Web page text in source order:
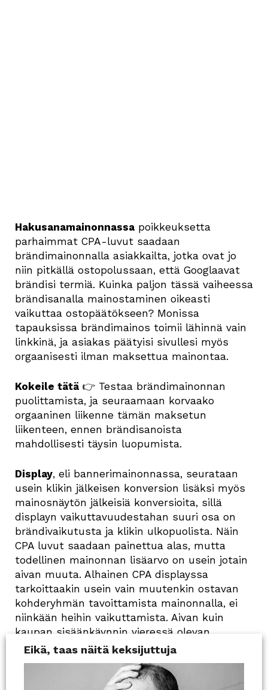
Hakusanamainonnassa poikkeuksetta
parhaimmat CPA-luvut saadaan
brändimainonnalla asiakkailta, jotka ovat jo
niin pitkällä ostopolussaan, että Googlaavat
brändisi termiä. Kuinka paljon tässä vaiheessa
brändisanalla mainostaminen oikeasti
vaikuttaa ostopäätökseen? Monissa
tapauksissa brändimainos toimii lähinnä vain
linkkinä, ja asiakas päätyisi sivullesi myös
orgaanisesti ilman maksettua mainontaa.
Kokeile tätä 👉 Testaa brändimainonnan
puolittamista, ja seuraamaan korvaako
orgaaninen liikenne tämän maksetun
liikenteen, ennen brändisanoista
mahdollisesti täysin luopumista.
Display, eli bannerimainonnassa, seurataan
usein klikin jälkeisen konversion lisäksi myös
mainosnäytön jälkeisiä konversioita, sillä
displayn vaikuttavuudestahan suuri osa on
brändivaikutusta ja klikin ulkopuolista. Näin
CPA luvut saadaan painettua alas, mutta
todellinen mainonnan lisäarvo on usein jotain
aivan muuta. Alhainen CPA displayssa
tarkoittaakin usein vain muutenkin ostavan
kohderyhmän tavoittamista mainonnalla, ei
niinkään heihin vaikuttamista. Aivan kuin
kaupan sisäänkäynnin vieressä olevan
mainoksen kunniaksi laskettaisiin kaikki
kaupassa tapahtuva myynti.
Eikä, taas näitä keksijuttuja